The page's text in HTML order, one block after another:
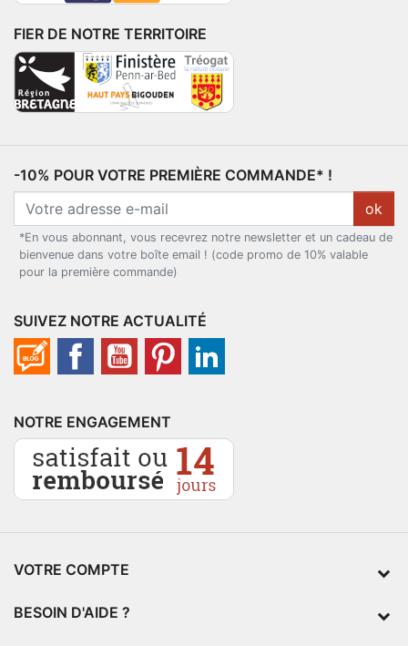
FIER DE NOTRE TERRITOIRE
-10% POUR VOTRE PREMIÈRE COMMANDE* !
ok
*En vous abonnant, vous recevrez notre newsletter et un cadeau de
bienvenue dans votre boîte email ! (code promo de 10% valable
pour la première commande)
SUIVEZ NOTRE ACTUALITÉ
NOTRE ENGAGEMENT
VOTRE COMPTE
BESOIN D'AIDE ?